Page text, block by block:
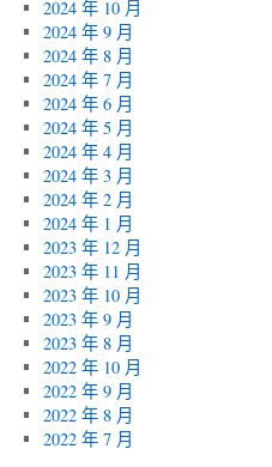
2024 年 10 月
2024 年 9 月
2024 年 8 月
2024 年 7 月
2024 年 6 月
2024 年 5 月
2024 年 4 月
2024 年 3 月
2024 年 2 月
2024 年 1 月
2023 年 12 月
2023 年 11 月
2023 年 10 月
2023 年 9 月
2023 年 8 月
2022 年 10 月
2022 年 9 月
2022 年 8 月
2022 年 7 月